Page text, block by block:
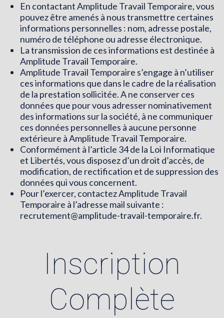
En contactant Amplitude Travail Temporaire, vous
pouvez être amenés à nous transmettre certaines
informations personnelles : nom, adresse postale,
numéro de téléphone ou adresse électronique.
La transmission de ces informations est destinée à
Amplitude Travail Temporaire.
Amplitude Travail Temporaire s’engage à n’utiliser
ces informations que dans le cadre de la réalisation
de la prestation sollicitée. A ne conserver ces
données que pour vous adresser nominativement
des informations sur la société, à ne communiquer
ces données personnelles à aucune personne
extérieure à Amplitude Travail Temporaire.
Conformément à l’article 34 de la Loi Informatique
et Libertés, vous disposez d’un droit d’accès, de
modification, de rectification et de suppression des
données qui vous concernent.
Pour l’exercer, contactez Amplitude Travail
Temporaire à l’adresse mail suivante :
recrutement@amplitude-travail-temporaire.fr.
Inscription
Complète